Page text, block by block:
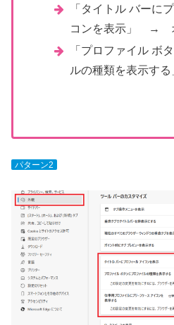
「タイトル バーに
コンを表示」 →
「プロファイル ボ
ルの種類を表示
パターン2